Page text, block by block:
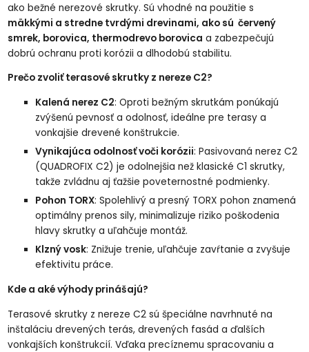
ako bežné nerezové skrutky. Sú vhodné na použitie s
mäkkými a stredne tvrdými drevinami, ako sú červený
smrek, borovica, thermodrevo borovica a zabezpečujú
dobrú ochranu proti korózii a dlhodobú stabilitu.
Prečo zvoliť terasové skrutky z nereze C2?
Kalená nerez C2: Oproti bežným skrutkám ponúkajú
zvýšenú pevnosť a odolnosť, ideálne pre terasy a
vonkajšie drevené konštrukcie.
Vynikajúca odolnosť voči korózii:Pasivovaná nerez C2
(QUADROFIX C2) je odolnejšia než klasické C1 skrutky,
takže zvládnu aj ťažšie poveternostné podmienky.
Pohon TORX: Spolehlivý a presný TORX pohon znamená
optimálny prenos sily, minimalizuje riziko poškodenia
hlavy skrutky a uľahčuje montáž.
Klzný vosk: Znižuje trenie, uľahčuje zavŕtanie a zvyšuje
efektivitu práce.
Kde a aké výhody prinášajú?
Terasové skrutky z nereze C2 sú špeciálne navrhnuté na
inštaláciu drevených terás, drevených fasád a ďalších
vonkajších konštrukcií. Vďaka precíznemu spracovaniu a